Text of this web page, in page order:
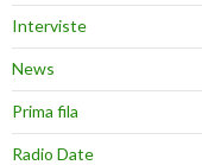
Interviste
News
Prima fila
Radio Date